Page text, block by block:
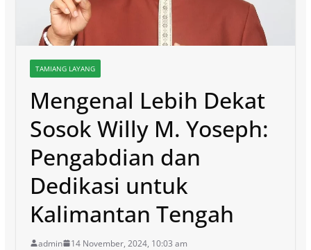
TAMIANG LAYANG
Mengenal Lebih Dekat
Sosok Willy M. Yoseph:
Pengabdian dan
Dedikasi untuk
Kalimantan Tengah
admin 14 November, 2024, 10:03 am